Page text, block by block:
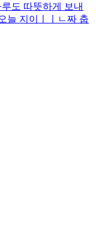
도 따뜻하게 보내
늘 지이ㅣㅣㄴ짜 춥